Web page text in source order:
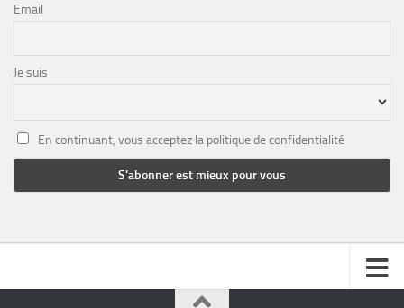
Email
Je suis
En continuant, vous acceptez la politique de confidentialité